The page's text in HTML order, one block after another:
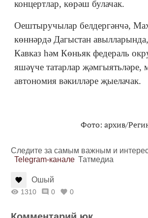
концертлар, көрәш булачак.
Оештыручылар белдергәнчә,
көннәрдә Дагыстан
Кавказ һәм Көньяк федераль
яшәүче татарлар җәмгыятьләре,
автономия вәкилләре җыелачак.
Фото: архив/
Следите за самым важным и
Telegram-канале Татмедиа
Ошый
1310 0 0